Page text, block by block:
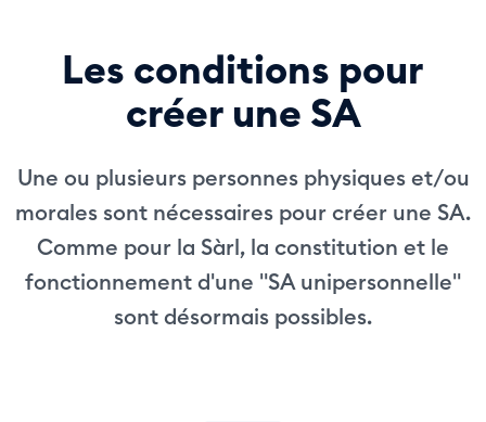
Les conditions pour
créer une SA
Une ou plusieurs personnes physiques et/ou
morales sont nécessaires pour créer une SA.
Comme pour la Sàrl, la constitution et le
fonctionnement d'une "SA unipersonnelle"
sont désormais possibles.